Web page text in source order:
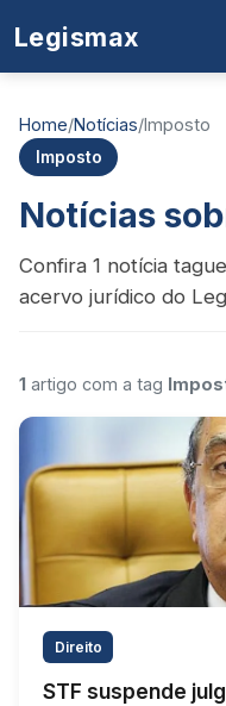
Legismax
Home/Notícias/Imposto
Imposto
Notícias
Confira 1 notícia
acervo jurídico do
1 artigo com a tag
Direito
STF suspende